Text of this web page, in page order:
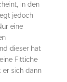
in den
jedoch
eine
dieser hat
Fittiche
er sich dann